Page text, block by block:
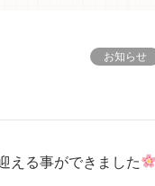
お知らせ
える事ができました